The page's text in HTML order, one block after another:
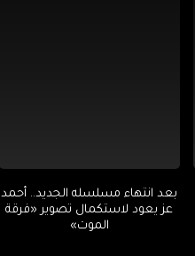
بعد انتهاء مسلسله الجديد.. أحمد
عز يعود لاستكمال تصوير «فرقة
الموت»